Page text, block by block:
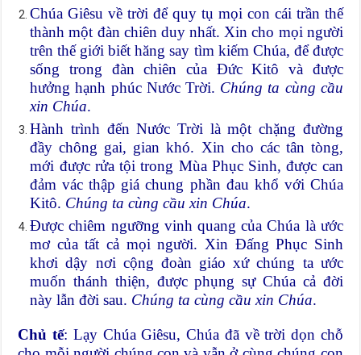
Chúa Giêsu về trời để quy tụ mọi con cái trần thế
thành một đàn chiên duy nhất. Xin cho mọi người
trên thế giới biết hăng say tìm kiếm Chúa, để được
sống trong đàn chiên của Đức Kitô và được
hưởng hạnh phúc Nước Trời. Chúng ta cùng cầu
xin Chúa.
Hành trình đến Nước Trời là một chặng đường
đầy chông gai, gian khó. Xin cho các tân tòng,
mới được rửa tội trong Mùa Phục Sinh, được can
đảm vác thập giá chung phần đau khổ với Chúa
Kitô. Chúng ta cùng cầu xin Chúa.
Được chiêm ngưỡng vinh quang của Chúa là ước
mơ của tất cả mọi người. Xin Đấng Phục Sinh
khơi dậy nơi cộng đoàn giáo xứ chúng ta ước
muốn thánh thiện, được phụng sự Chúa cả đời
này lẫn đời sau. Chúng ta cùng cầu xin Chúa.
Chủ tế: Lạy Chúa Giêsu, Chúa đã về trời dọn chỗ